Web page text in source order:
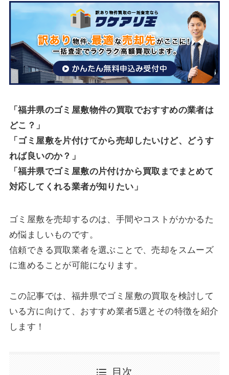
「福井県のゴミ屋敷物件の買取でおすすめの業者は
どこ？」
「ゴミ屋敷を片付けてから売却したいけど、どうす
れば良いのか？」
「福井県でゴミ屋敷の片付けから買取までまとめて
対応してくれる業者が知りたい」
ゴミ屋敷を売却するのは、手間やコストがかかるた
め悩ましいものです。
信頼できる買取業者を選ぶことで、売却をスムーズ
に進めることが可能になります。
この記事では、福井県でゴミ屋敷の買取を検討して
いる方に向けて、おすすめ業者5選とその特徴を紹介
します！
目次